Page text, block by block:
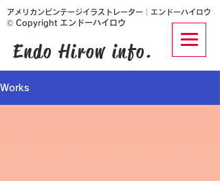
Endo Hirow info.
​アメリカンビンテージイラストレーター│エンドーハイロウ
© Copyright エンドーハイロウ
Works